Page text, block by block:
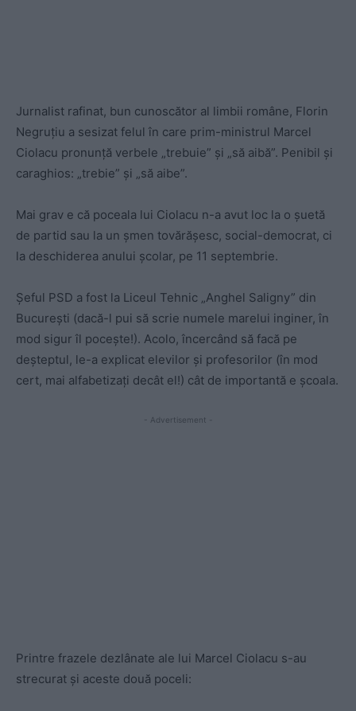
Jurnalist rafinat, bun cunoscător al limbii române, Florin
Negruțiu a sesizat felul în care prim-ministrul Marcel
Ciolacu pronunță verbele „trebuie” și „să aibă”. Penibil și
caraghios: „trebie” și „să aibe”.
Mai grav e că poceala lui Ciolacu n-a avut loc la o șuetă
de partid sau la un șmen tovărășesc, social-democrat, ci
la deschiderea anului școlar, pe 11 septembrie.
Șeful PSD a fost la Liceul Tehnic „Anghel Saligny” din
București (dacă-l pui să scrie numele marelui inginer, în
mod sigur îl pocește!). Acolo, încercând să facă pe
deșteptul, le-a explicat elevilor și profesorilor (în mod
cert, mai alfabetizați decât el!) cât de importantă e școala.
- Advertisement -
Printre frazele dezlânate ale lui Marcel Ciolacu s-au
strecurat și aceste două poceli: